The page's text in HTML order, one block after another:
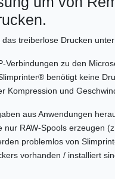
treiberlose Drucken
Verbindungen zu den
benötigt keine
Kompression und
aus Anwendungen
nur RAW-Spools erzeugen
problemlos von
vorhanden / installiert